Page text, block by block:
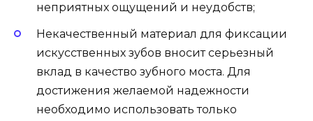
неприятных ощущений и неудобств;
Некачественный материал для фиксации
искусственных зубов вносит серьезный
вклад в качество зубного моста. Для
достижения желаемой надежности
необходимо использовать только